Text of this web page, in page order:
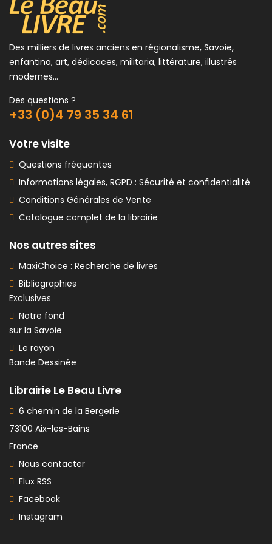
Des milliers de livres anciens en régionalisme, Savoie,
enfantina, art, dédicaces, militaria, littérature, illustrés
modernes...
Des questions ?
+33 (0)4 79 35 34 61
Votre visite
Questions fréquentes
Informations légales, RGPD : Sécurité et confidentialité
Conditions Générales de Vente
Catalogue complet de la librairie
Nos autres sites
MaxiChoice : Recherche de livres
Bibliographies
Exclusives
Notre fond
sur la Savoie
Le rayon
Bande Dessinée
Librairie Le Beau Livre
6 chemin de la Bergerie
73100 Aix-les-Bains
France
Nous contacter
Flux RSS
Facebook
Instagram